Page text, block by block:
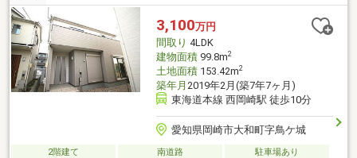
3,100万円
間取り 4LDK
建物面積99.8m2
土地面積153.42m2
築年月 2019年2月(築7年7ヶ月)
東海道本線 西岡崎駅 徒歩10分
愛知県岡崎市大和町字鳥ケ城
2階建て 南道路
駐車場あり